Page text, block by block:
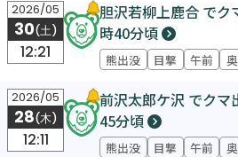
2026/05
30(土)
12:21
胆沢若柳上鹿合 で
時40分頃
熊出没 目撃 午前
2026/05
28(木)
12:11
前沢太郎ケ沢 でク
45分頃
熊出没 目撃 午前